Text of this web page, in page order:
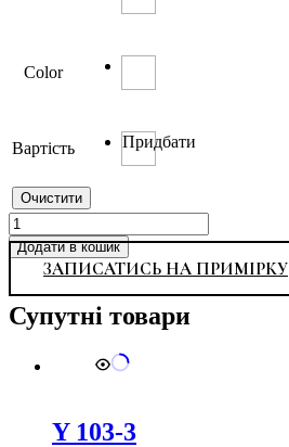
Color
Вартість Придбати
Очистити
B
18-
2
кількість
Додати в кошик
ЗАПИСАТИСЬ НА ПРИМІРКУ
Супутні товари
Y 103-3